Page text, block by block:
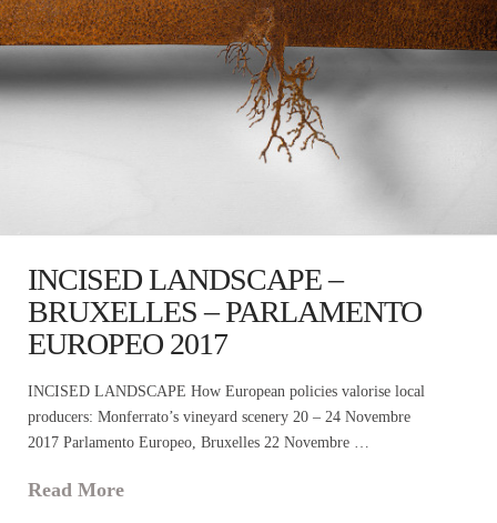
INCISED LANDSCAPE –
BRUXELLES – PARLAMENTO
EUROPEO 2017
INCISED LANDSCAPE How European policies valorise local
producers: Monferrato’s vineyard scenery 20 – 24 Novembre
2017 Parlamento Europeo, Bruxelles 22 Novembre …
Read More